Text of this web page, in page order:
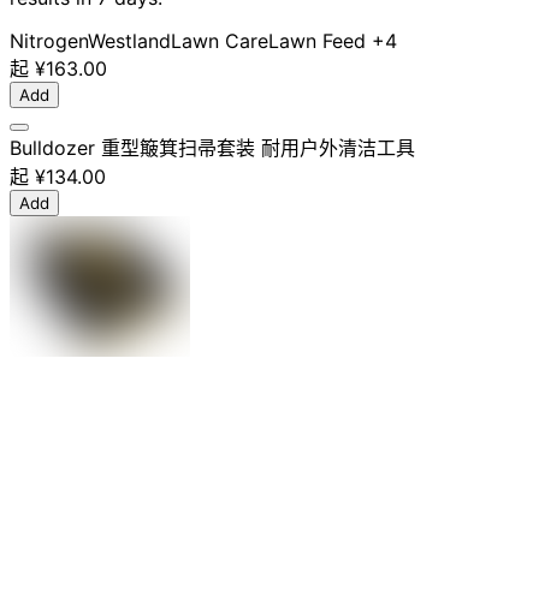
NitrogenWestlandLawn CareLawn Feed +4
起 ¥163.00
Add
Bulldozer 重型簸箕扫帚套装 耐用户外清洁工具
起 ¥134.00
Add